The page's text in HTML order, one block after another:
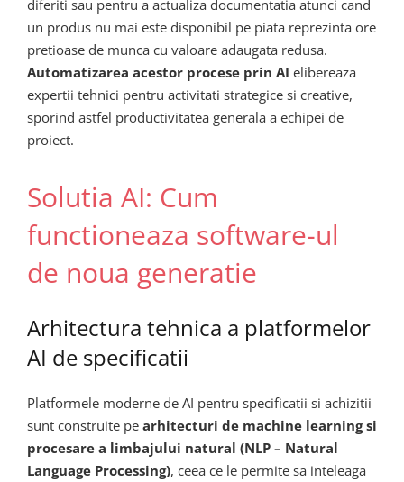
diferiti sau pentru a actualiza documentatia atunci cand
un produs nu mai este disponibil pe piata reprezinta ore
pretioase de munca cu valoare adaugata redusa.
Automatizarea acestor procese prin AI elibereaza
expertii tehnici pentru activitati strategice si creative,
sporind astfel productivitatea generala a echipei de
proiect.
Solutia AI: Cum
functioneaza software-ul
de noua generatie
Arhitectura tehnica a platformelor
AI de specificatii
Platformele moderne de AI pentru specificatii si achizitii
sunt construite pe arhitecturi de machine learning si
procesare a limbajului natural (NLP – Natural
Language Processing), ceea ce le permite sa inteleaga